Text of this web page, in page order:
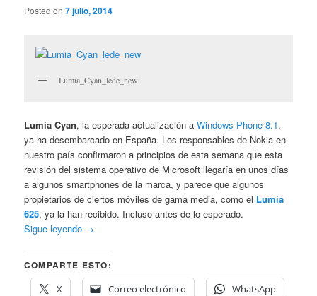
Posted on7 julio, 2014
Lumia_Cyan_lede_new
Lumia Cyan, la esperada actualización aWindows Phone 8.1,
ya ha desembarcado en España. Los responsables de Nokia en
nuestro país confirmaron a principios de esta semana que esta
revisión del sistema operativo de Microsoft llegaría en unos días
a algunos smartphones de la marca, y parece que algunos
propietarios de ciertos móviles de gama media, como el Lumia
625, ya la han recibido. Incluso antes de lo esperado.
Sigue leyendo →
COMPARTE ESTO:
X
Correo electrónico WhatsApp